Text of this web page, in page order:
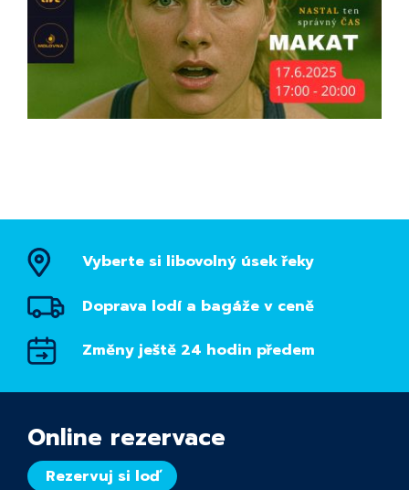
Vyberte si libovolný úsek řeky
Doprava lodí a bagáže v ceně
Změny ještě 24 hodin předem
Online rezervace
Rezervuj si loď